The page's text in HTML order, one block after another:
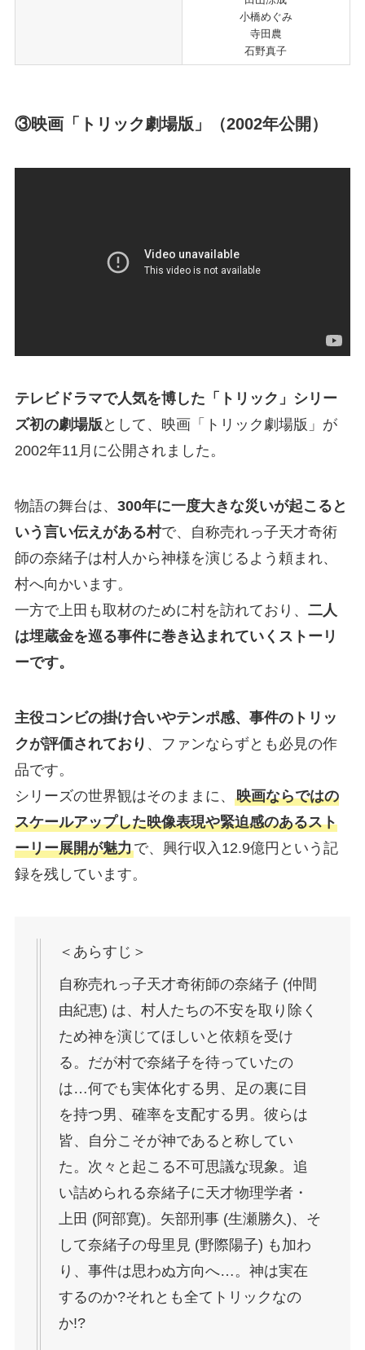
小橋めぐみ
寺田農
石野真子
③映画「トリック劇場版」（2002年公開）
テレビドラマで人気を博した「トリック」シリー
ズ初の劇場版 として、映画「トリック劇場版」が
2002年11月に公開されました。
物語の舞台は、 300年に一度大きな災いが起こると
いう言い伝えがある村で、自称売れっ子天才奇術
師の奈緒子は村人から神様を演じるよう頼まれ、
村へ向かいます。
一方で上田も取材のために村を訪れており、 二人
は埋蔵金を巡る事件に巻き込まれていくストーリ
ーです。
主役コンビの掛け合いやテンポ感、事件のトリッ
クが評価されており 、ファンならずとも必見の作
品です。
シリーズの世界観はそのままに、 映画ならではの
スケールアップした映像表現や緊迫感のあるスト
ーリー展開が魅力で、興行収入12.9億円という記
録を残しています。
＜あらすじ＞
自称売れっ子天才奇術師の奈緒子 (仲間
由紀恵) は、村人たちの不安を取り除く
ため神を演じてほしいと依頼を受け
る。だが村で奈緒子を待っていたの
は…何でも実体化する男、足の裏に目
を持つ男、確率を支配する男。彼らは
皆、自分こそが神であると称してい
た。次々と起こる不可思議な現象。追
い詰められる奈緒子に天才物理学者・
上田 (阿部寛)。矢部刑事 (生瀬勝久)、そ
して奈緒子の母里見 (野際陽子) も加わ
り、事件は思わぬ方向へ…。神は実在
するのか?それとも全てトリックなの
か!?